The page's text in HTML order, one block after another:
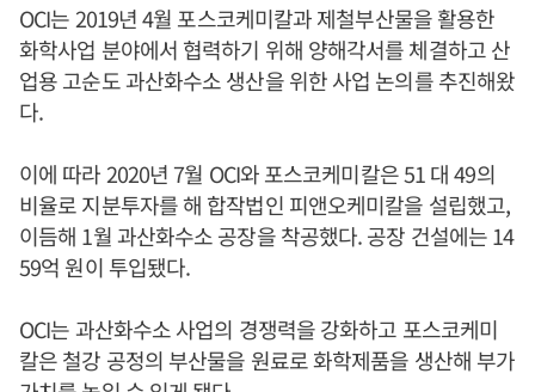
OCI는 2019년 4월 포스코케미칼과 제철부산물을 활용한
화학사업 분야에서 협력하기 위해 양해각서를 체결하고 산
업용 고순도 과산화수소 생산을 위한 사업 논의를 추진해왔
다.
이에 따라 2020년 7월 OCI와 포스코케미칼은 51 대 49의
비율로 지분투자를 해 합작법인 피앤오케미칼을 설립했고,
이듬해 1월 과산화수소 공장을 착공했다. 공장 건설에는 14
59억 원이 투입됐다.
OCI는 과산화수소 사업의 경쟁력을 강화하고 포스코케미
칼은 철강 공정의 부산물을 원료로 화학제품을 생산해 부가